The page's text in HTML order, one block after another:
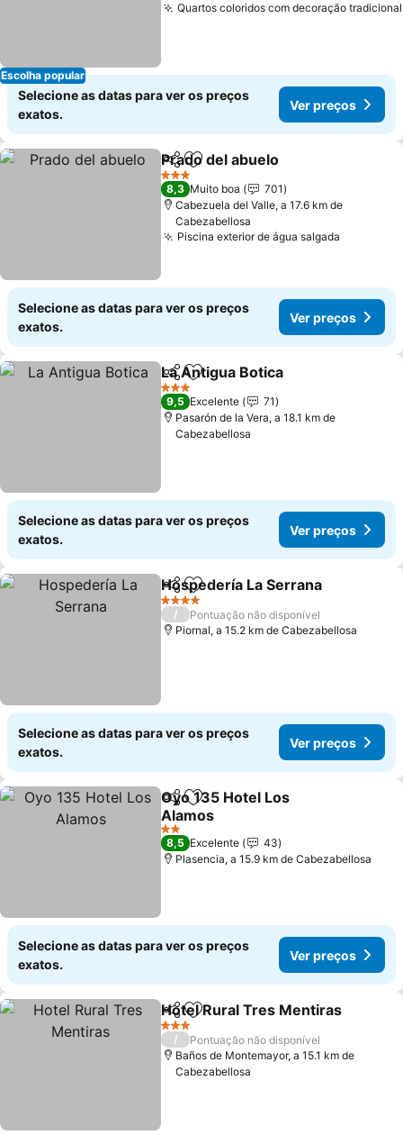
Escolha popular
Quartos coloridos com decoração tradicional
Selecione as datas para ver os preços
exatos.
Ver preços
PartilharAdicionar aos favoritos
Prado del abuelo
3 Estrelas
8,3 Muito boa
701
Cabezuela del Valle, a 17.6 km de
Cabezabellosa
Piscina exterior de água salgada
Selecione as datas para ver os preços
exatos.
Ver preços
PartilharAdicionar aos favoritos
La Antigua Botica
3 Estrelas
9,5 Excelente
71
Pasarón de la Vera, a 18.1 km de
Cabezabellosa
Selecione as datas para ver os preços
exatos.
Ver preços
PartilharAdicionar aos favoritos
Hospedería La Serrana
4 Estrelas
/
Pontuação não disponível
Piornal, a 15.2 km de Cabezabellosa
Selecione as datas para ver os preços
exatos.
Ver preços
PartilharAdicionar aos favoritos
Oyo 135 Hotel Los
Alamos
2 Estrelas
8,5 Excelente
43
Plasencia, a 15.9 km de Cabezabellosa
Selecione as datas para ver os preços
exatos.
Ver preços
PartilharAdicionar aos favoritos
Hotel Rural Tres Mentiras
3 Estrelas
/
Pontuação não disponível
Baños de Montemayor, a 15.1 km de
Cabezabellosa